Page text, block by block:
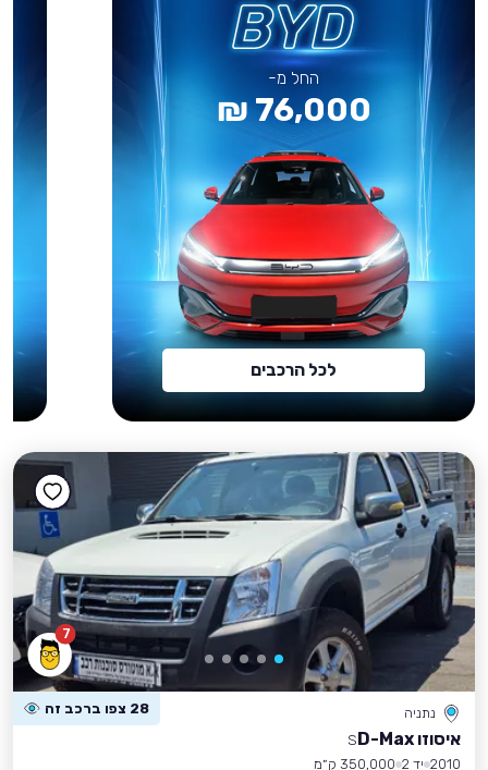
החל מ-
76,000 ₪
לכל הרכבים
7
נתניה 28 צפו ברכב זה
איסוזו D-Max
S
2010 יד 2
350,000 ק״מ